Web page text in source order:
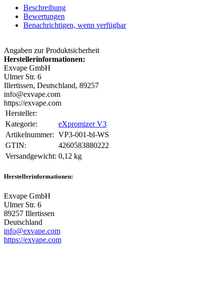
Beschreibung
Bewertungen
Benachrichtigen, wenn verfügbar
Angaben zur Produktsicherheit
Herstellerinformationen:
Exvape GmbH
Ulmer Str. 6
Illertissen, Deutschland, 89257
info@exvape.com
https://exvape.com
Hersteller:
Kategorie:
eXpromizer V3
Artikelnummer: VP3-001-bl-WS
GTIN:
4260583880222
Versandgewicht‍: 0,12 kg
Herstellerinformationen:
Exvape GmbH
Ulmer Str. 6
89257 Illertissen
Deutschland
info@exvape.com
https://exvape.com